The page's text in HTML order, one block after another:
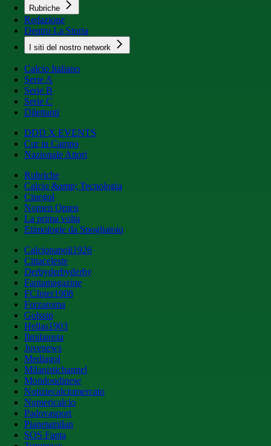
Rubriche
Redazione
Dentro La Storia
I siti del nostro network
Calcio Italiano
Serie A
Serie B
Serie C
Dilettanti
DDD X EVENTS
Cur in Campo
Nazionale Attori
Rubriche
Calcio &amp; Tecnologia
Cinegol
Nomen Omen
La prima volta
Etimologie da Spogliatoio
Calcionapoli1926
Cittaceleste
Derbyderbyderby
Fantamagazine
FCInter1908
Forzaroma
Golssip
Hellas1903
Ilmilanista
Juvenews
Mediagol
Milanistichannel
Mondoudinese
Notiziecalciomercato
Numericalcio
Padovasport
Pianetamilan
SOS Fanta